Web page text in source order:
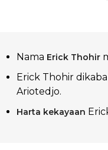
Nama Erick Thohir
Erick Thohir
Ariotedjo.
Harta kekayaan